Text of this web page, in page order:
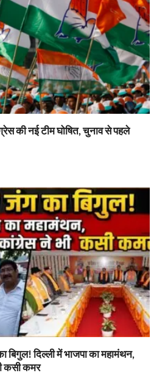
की नई टीम घोषित, चुनाव से पहले
बिगुल! दिल्ली में भाजपा का महामंथन,
कसी कमर